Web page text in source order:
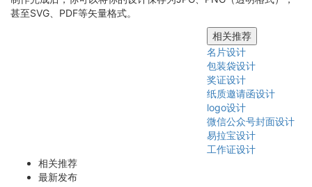
甚至SVG、PDF等矢量格式。
相关推荐
名片设计
包装袋设计
奖证设计
纸质邀请函设计
logo设计
微信公众号封面设计
易拉宝设计
工作证设计
相关推荐
最新发布